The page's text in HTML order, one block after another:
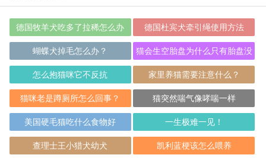
德国牧羊犬吃多了拉稀怎么办 德国杜宾犬牵引绳使用方法
蝴蝶犬掉毛怎么办？
猫会生空胎盘为什么只有胎盘没
有小猫
怎么抱猫咪它不反抗 家里养猫需要注意什么？
猫咪老是蹲厕所怎么回事？ 猫突然喘气像哮喘一样
美国硬毛猫吃什么食物好 一生极难一见！
查理士王小猎犬幼犬 凯利蓝梗该怎么喂养